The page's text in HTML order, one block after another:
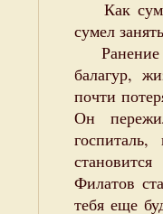
Как
сумел
Ранение
балагур,
почти
Он
Филатов
тебя еще